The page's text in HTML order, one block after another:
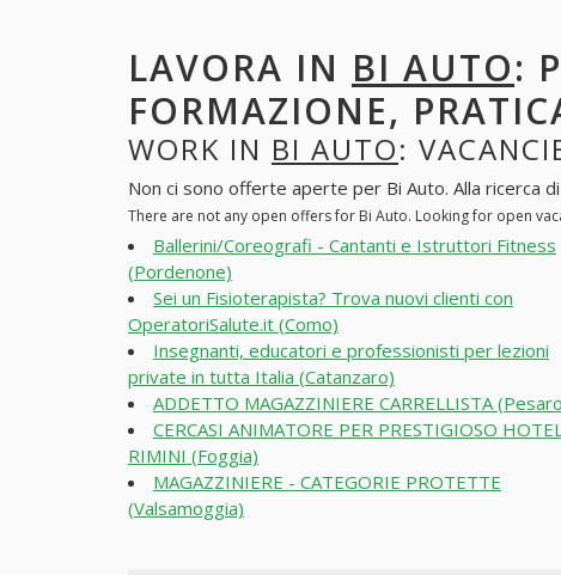
LAVORA IN BI AUTO:
FORMAZIONE,
WORK IN BI AUTO:
Non ci sono offerte aperte per Bi Auto. Alla ricerca
There are not any open offers for Bi Auto. Looking for open
Ballerini/Coreografi - Cantanti e Istruttori Fitness
(Pordenone)
Sei un Fisioterapista? Trova nuovi clienti con
OperatoriSalute.it (Como)
Insegnanti, educatori e professionisti per lezioni
private in tutta Italia (Catanzaro)
ADDETTO MAGAZZINIERE CARRELLISTA
CERCASI ANIMATORE PER PRESTIGIOSO
RIMINI (Foggia)
MAGAZZINIERE - CATEGORIE PROTETTE
(Valsamoggia)